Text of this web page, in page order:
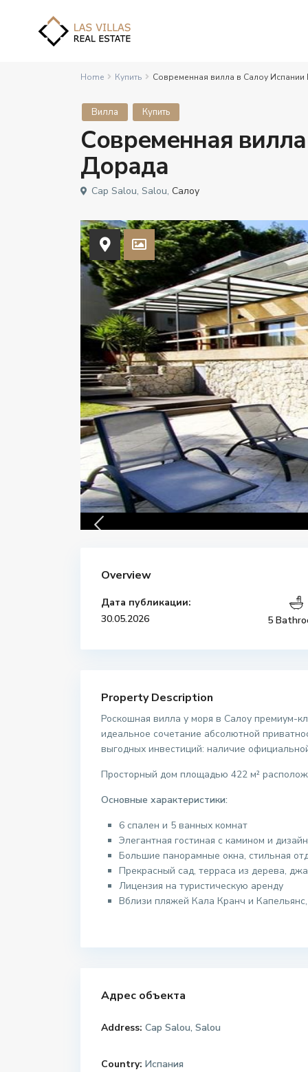
Home Купить Современная вилла в Салоу Испании
Вилла Купить
Современная
Дорада
Cap Salou, Salou, Салоу
Overview
Дата публикации:
30.05.2026
5
Property Description
Роскошная вилла у моря в Салоу премиум-
идеальное сочетание абсолютной
выгодных инвестиций: наличие
Просторный дом площадью 422 м²
Основные характеристики:
6 спален и 5 ванных комнат
Элегантная гостиная с камином и
Большие панорамные окна, стильная
Прекрасный сад, терраса из дерева,
Лицензия на туристическую аренду
Вблизи пляжей Кала Кранч и
Адрес объекта
Address: Cap Salou, Salou
Country: Испания